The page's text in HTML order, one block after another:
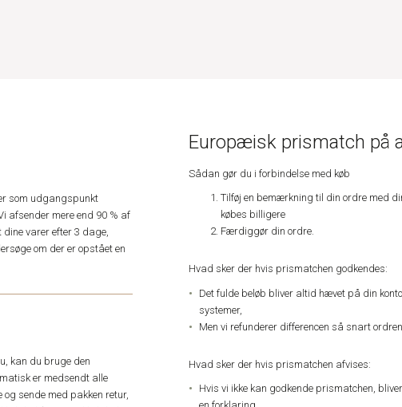
som udgangspunkt
afsender mere end 90 % af
varer efter 3 dage,
om der er opstået en
kan du bruge den
er medsendt alle
sende med pakken retur,
Europæisk prismatch på
Sådan gør du i forbindelse med køb
Tilføj en bemærkning til din ordre med
købes billigere
Færdiggør din ordre.
Hvad sker der hvis prismatchen godkendes:
Det fulde beløb bliver altid hævet på din
systemer,
Men vi refunderer differencen så snart
Hvad sker der hvis prismatchen afvises:
Hvis vi ikke kan godkende prismatchen,